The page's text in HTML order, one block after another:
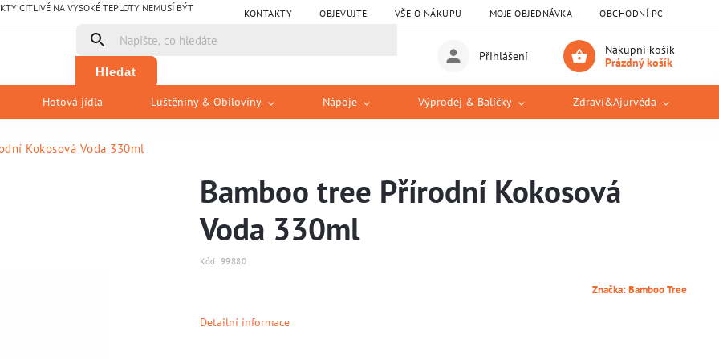
CITLIVÉ NA VYSOKÉ TEPLOTY NEMUSÍ BÝT KONTAKTY OBJEVUJTE VŠE O NÁKUPU MOJE OBJEDNÁVKA OBCHODNÍ PODMÍNKY
Hledat
Nákupní košík
Prázdný košík
Přihlášení
Hotová jídla Luštěniny & Obiloviny Nápoje Výprodej & Balíčky Zdraví&Ajurvéda
Kokosová Voda 330ml
Bamboo tree Přírodní Kokosová
Voda 330ml
Kód: 99880
Značka:Bamboo Tree
Detailní informace